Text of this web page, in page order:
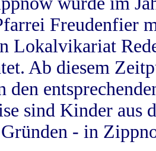
Freudenfier
Lokalvikariat
Ab diesem
den
sind Kinder aus
- in